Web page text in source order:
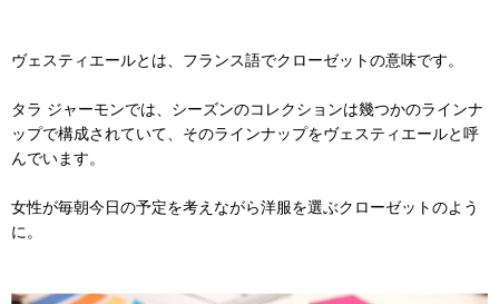
ヴェスティエールとは、フランス語でクローゼットの意味です。
タラ ジャーモンでは、シーズンのコレクションは幾つかのラインナ
ップで構成されていて、そのラインナップをヴェスティエールと呼
んでいます。
女性が毎朝今日の予定を考えながら洋服を選ぶクローゼットのよう
に。